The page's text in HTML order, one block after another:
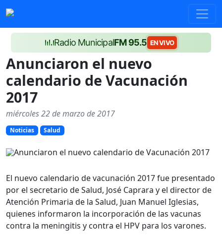
Radio MunicipalFM 95.5 EN VIVO
Anunciaron el nuevo
calendario de Vacunación
2017
miércoles 22 de marzo de 2017
Noticias Salud
El nuevo calendario de vacunación 2017 fue presentado
por el secretario de Salud, José Caprara y el director de
Atención Primaria de la Salud, Juan Manuel Iglesias,
quienes informaron la incorporación de las vacunas
contra la meningitis y contra el HPV para los varones.